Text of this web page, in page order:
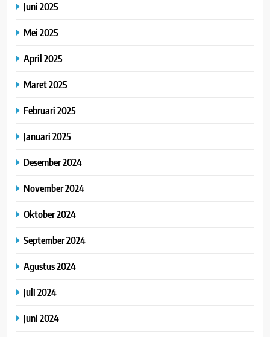
Juni 2025
Mei 2025
April 2025
Maret 2025
Februari 2025
Januari 2025
Desember 2024
November 2024
Oktober 2024
September 2024
Agustus 2024
Juli 2024
Juni 2024